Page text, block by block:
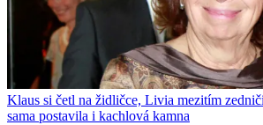
Klaus si četl na židličce, Livia mezitím
sama postavila i kachlová kamna